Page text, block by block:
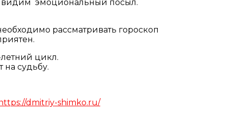
видим эмоциональный посыл.
рассматривать гороскоп
цикл.
судьбу.
https://dmitriy-shimko.ru/